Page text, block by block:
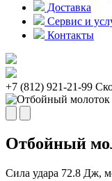
Доставка
Сервис и
Контакты
+7 (812) 921-21-99
Отбойный
Сила удара 72.8 Дж,